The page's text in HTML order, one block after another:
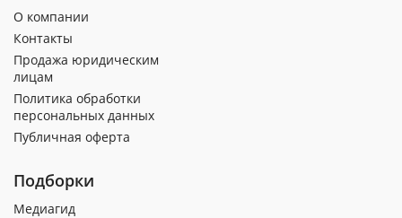
О компании
Контакты
Продажа юридическим
лицам
Политика обработки
персональных данных
Публичная оферта
Подборки
Медиагид